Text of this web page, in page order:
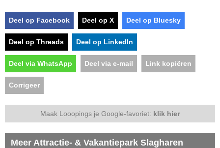
Deel op Facebook Deel op X Deel op Bluesky
Deel op Threads Deel op LinkedIn
Deel via WhatsApp Deel via e-mail Link kopiëren
Corrigeer
Maak Looopings je Google-favoriet: klik hier
Meer Attractie- & Vakantiepark Slagharen